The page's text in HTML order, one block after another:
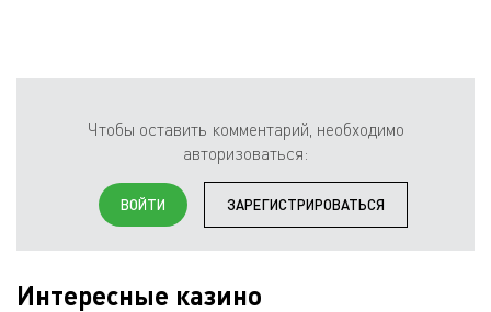
Чтобы оставить комментарий, необходимо
авторизоваться:
ВОЙТИ ЗАРЕГИСТРИРОВАТЬСЯ
Интересные казино